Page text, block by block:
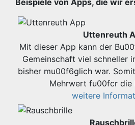
Beispiele von Apps, die wir
Uttenreuth
Mit dieser App kann der
Gemeinschaft viel schneller
bisher mu00f6glich war.
Mehrwert fu00fcr die
weitere